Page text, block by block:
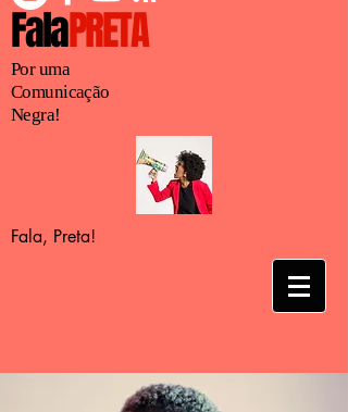
FalaPRETA
Por uma
Comunicação
Negra!
Fala, Preta!